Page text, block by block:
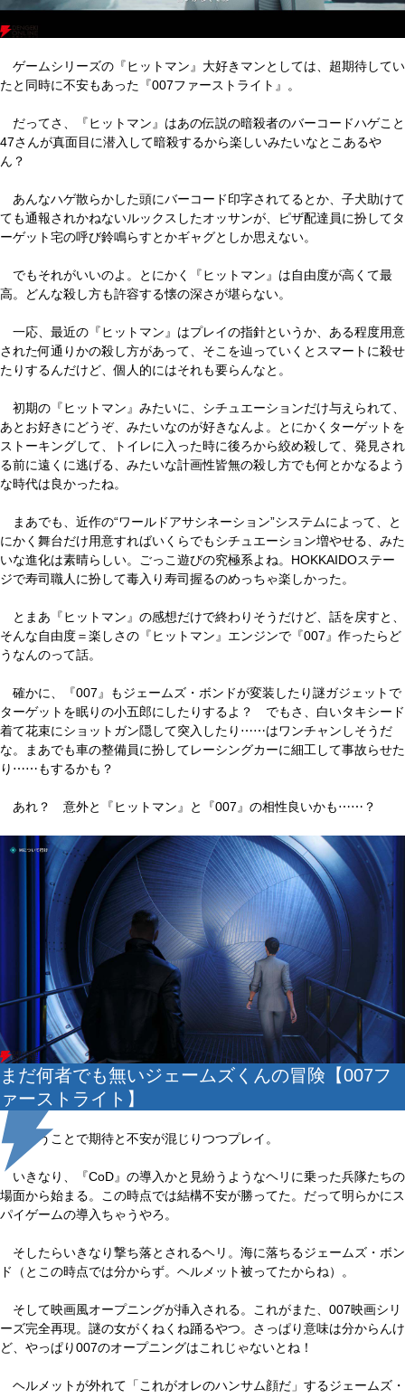
ゲームシリーズの『ヒットマン』大好きマンとしては、超期待してい
たと同時に不安もあった『007ファーストライト』。
だってさ、『ヒットマン』はあの伝説の暗殺者のバーコードハゲこと
47さんが真面目に潜入して暗殺するから楽しいみたいなとこあるや
ん？
あんなハゲ散らかした頭にバーコード印字されてるとか、子犬助けて
ても通報されかねないルックスしたオッサンが、ピザ配達員に扮してタ
ーゲット宅の呼び鈴鳴らすとかギャグとしか思えない。
でもそれがいいのよ。とにかく『ヒットマン』は自由度が高くて最
高。どんな殺し方も許容する懐の深さが堪らない。
一応、最近の『ヒットマン』はプレイの指針というか、ある程度用意
された何通りかの殺し方があって、そこを辿っていくとスマートに殺せ
たりするんだけど、個人的にはそれも要らんなと。
初期の『ヒットマン』みたいに、シチュエーションだけ与えられて、
あとお好きにどうぞ、みたいなのが好きなんよ。とにかくターゲットを
ストーキングして、トイレに入った時に後ろから絞め殺して、発見され
る前に遠くに逃げる、みたいな計画性皆無の殺し方でも何とかなるよう
な時代は良かったね。
まあでも、近作の“ワールドアサシネーション”システムによって、と
にかく舞台だけ用意すればいくらでもシチュエーション増やせる、みた
いな進化は素晴らしい。ごっこ遊びの究極系よね。HOKKAIDOステー
ジで寿司職人に扮して毒入り寿司握るのめっちゃ楽しかった。
とまあ『ヒットマン』の感想だけで終わりそうだけど、話を戻すと、
そんな自由度＝楽しさの『ヒットマン』エンジンで『007』作ったらど
うなんのって話。
確かに、『007』もジェームズ・ボンドが変装したり謎ガジェットで
ターゲットを眠りの小五郎にしたりするよ？ でもさ、白いタキシード
着て花束にショットガン隠して突入したり⋯⋯はワンチャンしそうだ
な。まあでも車の整備員に扮してレーシングカーに細工して事故らせた
り⋯⋯もするかも？
あれ？ 意外と『ヒットマン』と『007』の相性良いかも⋯⋯？
まだ何者でも無いジェームズくんの冒険【007フ
ァーストライト】
ということで期待と不安が混じりつつプレイ。
いきなり、『CoD』の導入かと見紛うようなヘリに乗った兵隊たちの
場面から始まる。この時点では結構不安が勝ってた。だって明らかにス
パイゲームの導入ちゃうやろ。
そしたらいきなり撃ち落とされるヘリ。海に落ちるジェームズ・ボン
ド（とこの時点では分からず。ヘルメット被ってたからね）。
そして映画風オープニングが挿入される。これがまた、007映画シリ
ーズ完全再現。謎の女がくねくね踊るやつ。さっぱり意味は分からんけ
ど、やっぱり007のオープニングはこれじゃないとね！
ヘルメットが外れて「これがオレのハンサム顔だ」するジェームズ・